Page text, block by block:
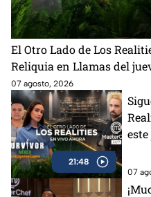
El Otro Lado de Los
Reliquia en Llamas del
07 agosto, 2026
21:48
07